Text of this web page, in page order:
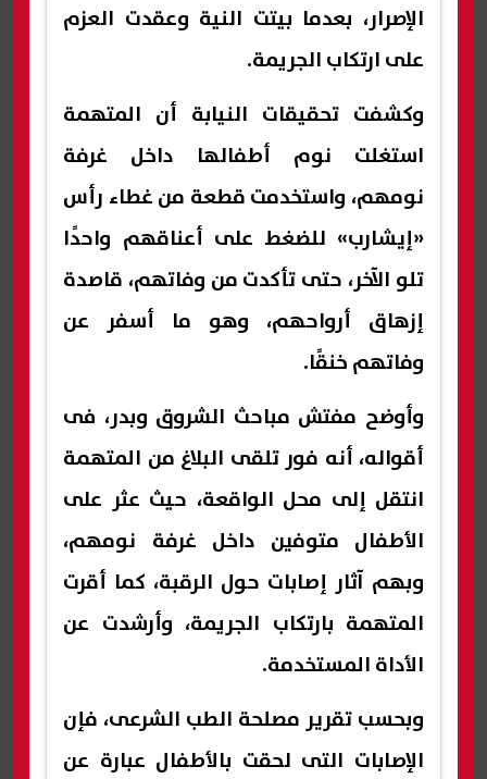
الإصرار، بعدما بيتت النية وعقدت العزم
على ارتكاب الجريمة.
وكشفت تحقيقات النيابة أن المتهمة
استغلت نوم أطفالها داخل غرفة
نومهم، واستخدمت قطعة من غطاء رأس
«إيشارب» للضغط على أعناقهم واحدًا
تلو الآخر، حتى تأكدت من وفاتهم، قاصدة
إزهاق أرواحهم، وهو ما أسفر عن
وفاتهم خنقًا.
وأوضح مفتش مباحث الشروق وبدر، فى
أقواله، أنه فور تلقى البلاغ من المتهمة
انتقل إلى محل الواقعة، حيث عثر على
الأطفال متوفين داخل غرفة نومهم،
وبهم آثار إصابات حول الرقبة، كما أقرت
المتهمة بارتكاب الجريمة، وأرشدت عن
الأداة المستخدمة.
وبحسب تقرير مصلحة الطب الشرعى، فإن
الإصابات التى لحقت بالأطفال عبارة عن